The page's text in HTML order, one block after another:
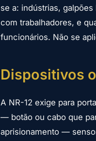
se a: indústrias,
com trabalhadores, e
funcionários. Não se
Dispositivos
A NR-12 exige para
— botão ou cabo que
aprisionamento —